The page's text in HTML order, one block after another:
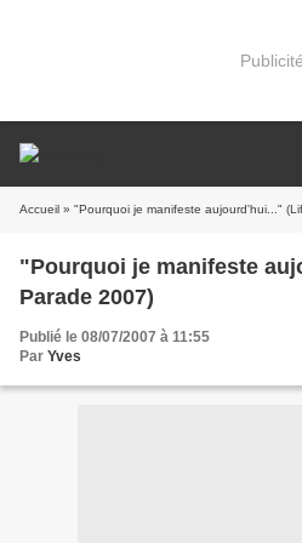
Publicité
Accueil » "Pourquoi je manifeste aujourd'hui..."
"Pourquoi je manifeste
Parade 2007)
Publié le 08/07/2007 à 11:55
Par Yves